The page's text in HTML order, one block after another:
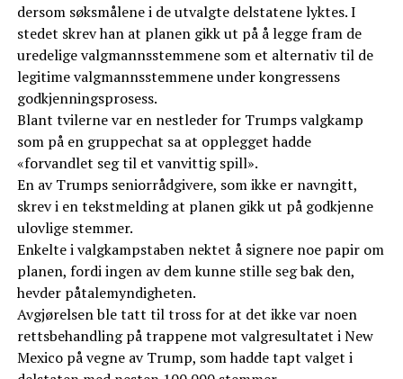
dersom søksmålene i de utvalgte delstatene lyktes. I
stedet skrev han at planen gikk ut på å legge fram de
uredelige valgmannsstemmene som et alternativ til de
legitime valgmannsstemmene under kongressens
godkjenningsprosess.
Blant tvilerne var en nestleder for Trumps valgkamp
som på en gruppechat sa at opplegget hadde
«forvandlet seg til et vanvittig spill».
En av Trumps seniorrådgivere, som ikke er navngitt,
skrev i en tekstmelding at planen gikk ut på godkjenne
ulovlige stemmer.
Enkelte i valgkampstaben nektet å signere noe papir om
planen, fordi ingen av dem kunne stille seg bak den,
hevder påtalemyndigheten.
Avgjørelsen ble tatt til tross for at det ikke var noen
rettsbehandling på trappene mot valgresultatet i New
Mexico på vegne av Trump, som hadde tapt valget i